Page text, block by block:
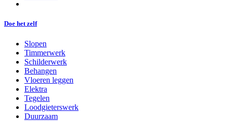
Doe het zelf
Slopen
Timmerwerk
Schilderwerk
Behangen
Vloeren leggen
Elektra
Tegelen
Loodgieterswerk
Duurzaam